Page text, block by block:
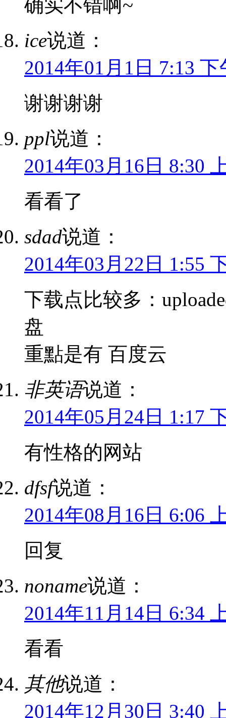
确实不错啊~
ice说道：
2014年01月1日 7:13 下
谢谢谢谢
ppl说道：
2014年03月16日 8:30
看看了
sdad说道：
2014年03月22日 1:55
下载点比较多：
盘
重點是有 百度云
非英语说道：
2014年05月24日 1:17
有性格的网站
dfsf说道：
2014年08月16日 6:06
回复
noname说道：
2014年11月14日 6:34
看看
其他说道：
2014年12月30日 3:40